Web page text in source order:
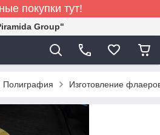
покупки тут!
Group"
Полиграфия Изготовление